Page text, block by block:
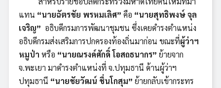
แทน “นายฉัตรชัย พรหมเลิศ” คือ “นายสุทธิพงษ์ จุล
เจริญ” อธิบดีกรมการพัฒนาชุมชน ซึ่งเคยดำรงตำแหน่ง
อธิบดีกรมส่งเสริมการปกครองท้องถิ่นมาก่อน ขณะที่ผู้ว่าฯ
หมูป่า หรือ “นายณรงค์ศักดิ์ โอสถธนากร” ย้ายจาก
จ.พะเยา มาดำรงตำแหน่งที่ จ.ปทุมธานี ด้านผู้ว่าฯ
ปทุมธานี “นายชัยวัฒน์ ชื่นโกสุม” ย้ายกลับเข้ากระทร